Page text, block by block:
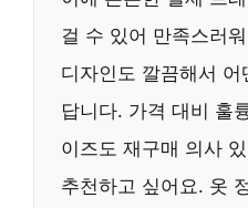
걸 수 있어 만족스러
디자인도 깔끔해서
답니다. 가격 대비 훌
이즈도 재구매 의사
추천하고 싶어요. 옷